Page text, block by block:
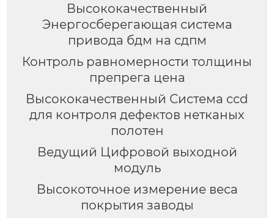
Высококачественный
Энергосберегающая система
привода бдм на сдпм
Контроль равномерности толщины
препрега цена
Высококачественный Система ccd
для контроля дефектов нетканых
полотен
Ведущий Цифровой выходной
модуль
Высокоточное измерение веса
покрытия заводы